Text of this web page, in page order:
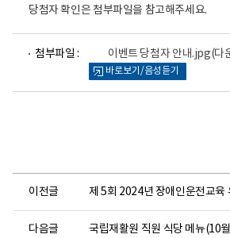
당첨자 확인은 첨부파일을 참고해주세요.
첨부파일 : 이벤트 당첨자 안내.jpg(다
어
바로보기/음성듣기
이전글 제 5회 2024년 장애인운전교육
다음글 국립재활원 직원 식당 메뉴(10